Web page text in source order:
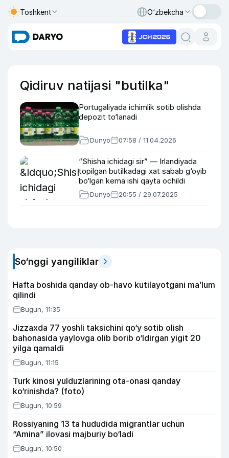
Toshkent O‘zbekcha
Qidiruv natijasi "butilka"
Portugaliyada ichimlik sotib olishda
depozit to‘lanadi
Dunyo 07:58 / 11.04.2026
“Shisha ichidagi sir” — Irlandiyada
topilgan butilkadagi xat sabab g‘oyib
bo‘lgan kema ishi qayta ochildi
Dunyo 20:55 / 29.07.2025
So‘nggi yangiliklar
Hafta boshida qanday ob-havo kutilayotgani ma’lum
qilindi
Bugun, 11:35
Jizzaxda 77 yoshli taksichini qo‘y sotib olish
bahonasida yaylovga olib borib o‘ldirgan yigit 20
yilga qamaldi
Bugun, 11:15
Turk kinosi yulduzlarining ota-onasi qanday
ko‘rinishda? (foto)
Bugun, 10:59
Rossiyaning 13 ta hududida migrantlar uchun
“Amina” ilovasi majburiy bo‘ladi
Bugun, 10:50